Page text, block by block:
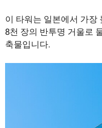
이 타워는 일본에서 가장
8천 장의 반투명 거울로
축물입니다.